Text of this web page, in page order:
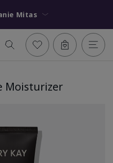
Stephanie Mitas
Moisturizer